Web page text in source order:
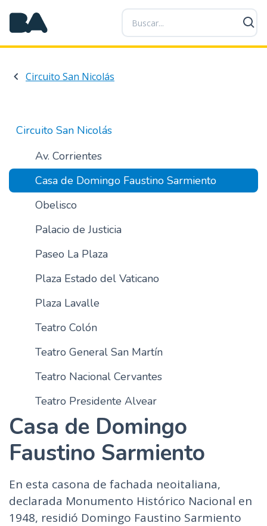
P
a
s
a
e
n
i
n
l
Circuito San Nicolás
Circuito San Nicolás
Av. Corrientes
Casa de Domingo Faustino Sarmiento
Obelisco
Palacio de Justicia
Paseo La Plaza
Plaza Estado del Vaticano
Plaza Lavalle
Teatro Colón
Teatro General San Martín
Teatro Nacional Cervantes
Teatro Presidente Alvear
Casa de Domingo
Faustino Sarmiento
En esta casona de fachada neoitaliana,
declarada Monumento Histórico Nacional en
1948, residió Domingo Faustino Sarmiento